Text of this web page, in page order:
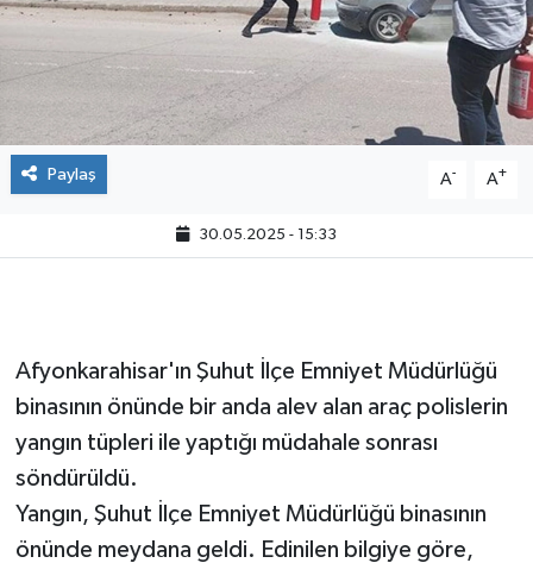
Paylaş A- A+
30.05.2025 - 15:33
Afyonkarahisar'ın Şuhut İlçe Emniyet Müdürlüğü
binasının önünde bir anda alev alan araç polislerin
yangın tüpleri ile yaptığı müdahale sonrası
söndürüldü.
Yangın, Şuhut İlçe Emniyet Müdürlüğü binasının
önünde meydana geldi. Edinilen bilgiye göre,